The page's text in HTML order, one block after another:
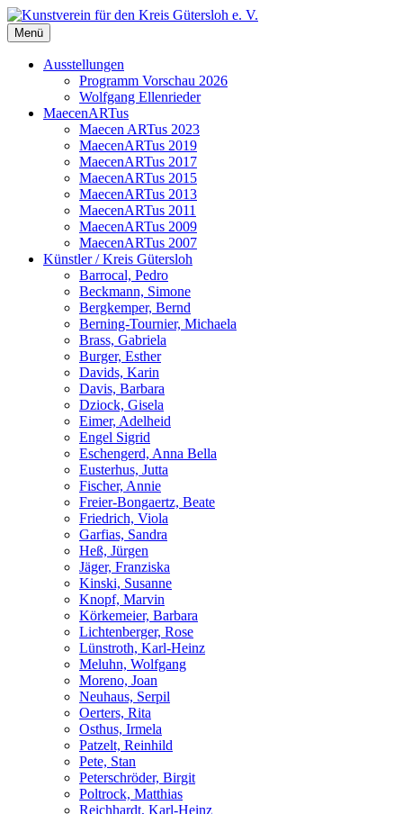
Zum
Inhalt
springen
Kunstverein für den Kreis Gütersloh e. V.
Menü
Ausstellungen
Programm Vorschau 2026
Wolfgang Ellenrieder
MaecenARTus
Maecen ARTus 2023
MaecenARTus 2019
MaecenARTus 2017
MaecenARTus 2015
MaecenARTus 2013
MaecenARTus 2011
MaecenARTus 2009
MaecenARTus 2007
Künstler / Kreis Gütersloh
Barrocal, Pedro
Beckmann, Simone
Bergkemper, Bernd
Berning-Tournier, Michaela
Brass, Gabriela
Burger, Esther
Davids, Karin
Davis, Barbara
Dziock, Gisela
Eimer, Adelheid
Engel Sigrid
Eschengerd, Anna Bella
Eusterhus, Jutta
Fischer, Annie
Freier-Bongaertz, Beate
Friedrich, Viola
Garfias, Sandra
Heß, Jürgen
Jäger, Franziska
Kinski, Susanne
Knopf, Marvin
Körkemeier, Barbara
Lichtenberger, Rose
Lünstroth, Karl-Heinz
Meluhn, Wolfgang
Moreno, Joan
Neuhaus, Serpil
Oerters, Rita
Osthus, Irmela
Patzelt, Reinhild
Pete, Stan
Peterschröder, Birgit
Poltrock, Matthias
Reichhardt, Karl-Heinz